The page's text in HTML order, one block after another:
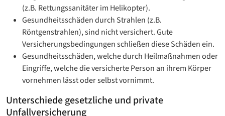
(z.B. Rettungssanitäter im Helikopter).
Gesundheitsschäden durch Strahlen (z.B.
Röntgenstrahlen), sind nicht versichert. Gute
Versicherungsbedingungen schließen diese Schäden ein.
Gesundheitsschäden, welche durch Heilmaßnahmen oder
Eingriffe, welche die versicherte Person an ihrem Körper
vornehmen lässt oder selbst vornimmt.
Unterschiede gesetzliche und private
Unfallversicherung